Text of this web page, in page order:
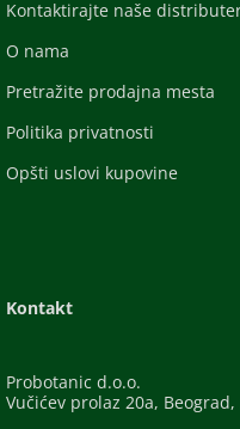
Kontaktirajte naše
O nama
Pretražite prodajna mesta
Politika privatnosti
Opšti uslovi kupovine
Kontakt
Probotanic d.o.o.
Vučićev prolaz 20a,